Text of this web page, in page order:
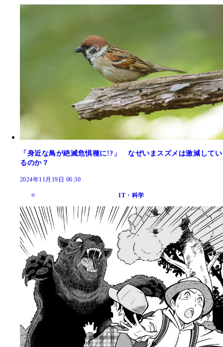
「身近な鳥が絶滅危惧種に!?」 なぜいまスズメは激減してい
るのか？
2024年11月19日 06:30
IT・科学